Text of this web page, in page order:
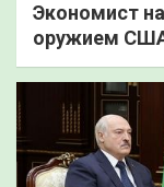
Экономист
оружием